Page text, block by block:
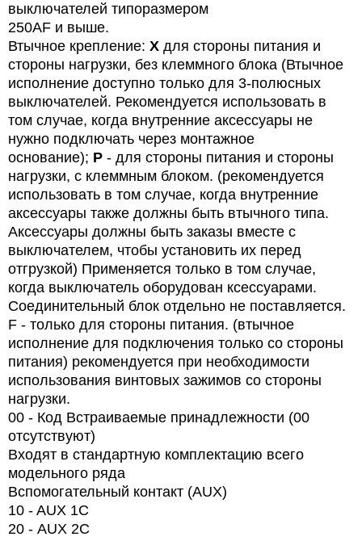
выключателей типоразмером
250AF и выше.
Втычное крепление: X для стороны питания и
стороны нагрузки, без клеммного блока (Втычное
исполнение доступно только для 3-полюсных
выключателей. Рекомендуется использовать в
том случае, когда внутренние аксессуары не
нужно подключать через монтажное
основание); P - для стороны питания и стороны
нагрузки, с клеммным блоком. (рекомендуется
использовать в том случае, когда внутренние
аксессуары также должны быть втычного типа.
Аксессуары должны быть заказы вместе с
выключателем, чтобы установить их перед
отгрузкой) Применяется только в том случае,
когда выключатель оборудован ксессуарами.
Соединительный блок отдельно не поставляется.
F - только для стороны питания. (втычное
исполнение для подключения только со стороны
питания) рекомендуется при необходимости
использования винтовых зажимов со стороны
нагрузки.
00 - Код Встраиваемые принадлежности (00
отсутствуют)
Входят в стандартную комплектацию всего
модельного ряда
Вспомогательный контакт (AUX)
10 - AUX 1C
20 - AUX 2C